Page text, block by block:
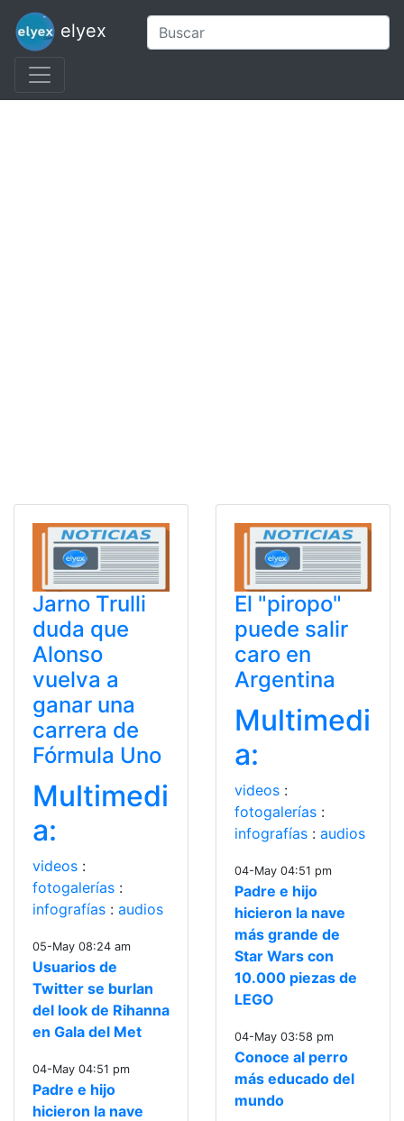
elyex
Jarno Trulli
duda que
Alonso
vuelva a
ganar una
carrera de
Fórmula Uno
Multimedi
a:
videos :
fotogalerías :
infografías : audios
05-May 08:24 am
Usuarios de
Twitter se burlan
del look de Rihanna
en Gala del Met
04-May 04:51 pm
Padre e hijo
hicieron la nave
El "piropo"
puede salir
caro en
Argentina
Multimedi
a:
videos :
fotogalerías :
infografías : audios
04-May 04:51 pm
Padre e hijo
hicieron la nave
más grande de
Star Wars con
10.000 piezas de
LEGO
04-May 03:58 pm
Conoce al perro
más educado del
mundo